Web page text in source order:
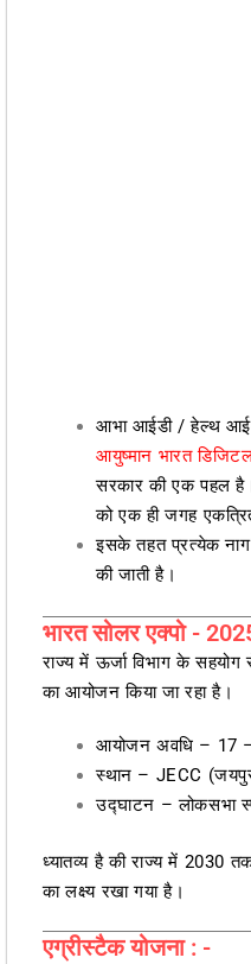
आभा आईडी / हेल्थ
आयुष्मान भारत
सरकार की एक पहल
को एक ही जगह
इसके तहत प्रत्येक
की जाती है।
भारत सोलर एक्पो -
राज्य में ऊर्जा विभाग के
का आयोजन किया जा रहा है।
आयोजन अवधि – 17
स्थान – JECC
उद्घाटन – लोकसभा
ध्यातव्य है की राज्य में 2030
का लक्ष्य रखा गया है।
एग्रीस्टैक योजना : -